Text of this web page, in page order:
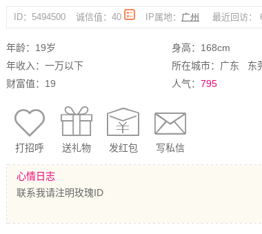
ID：5494500 诚信值：40 IP属地： 广州 最近回访：
年龄：19岁
身高：168cm
年收入：一万以下
所在城市：广东 东
财富值：19
人气： 795
打招呼 送礼物 发红包 写私信
心情日志
联系我请注明玫瑰ID